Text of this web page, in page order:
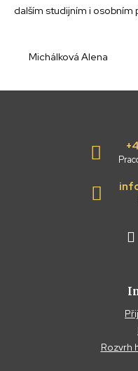
dalším studijním i osobním
Michálková Alena
Rozvrh